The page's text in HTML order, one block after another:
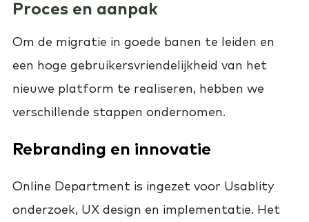
Proces en aanpak
Om de migratie in goede banen te leiden en
een hoge gebruikersvriendelijkheid van het
nieuwe platform te realiseren, hebben we
verschillende stappen ondernomen.
Rebranding en innovatie
Online Department is ingezet voor Usablity
onderzoek, UX design en implementatie. Het